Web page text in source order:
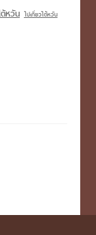
หวัน ไปเที่ยวไต้หวัน